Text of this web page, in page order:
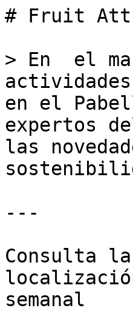
# Fruit
> En  el
en el
expertos
las
---
Consulta
semanal